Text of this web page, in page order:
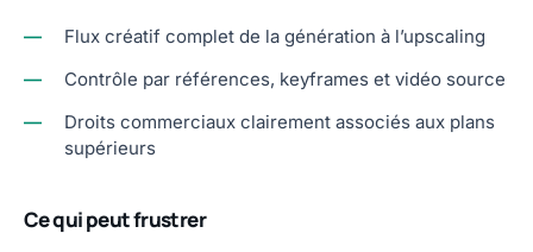
—
Flux créatif complet de la génération à l’upscaling
—
Contrôle par références, keyframes et vidéo source
—
Droits commerciaux clairement associés aux plans
supérieurs
Ce qui peut frustrer